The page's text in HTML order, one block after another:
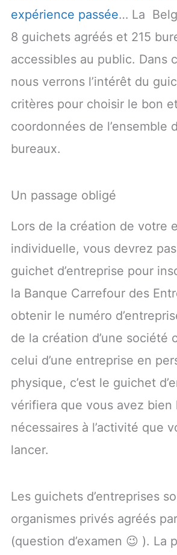
expérience passée… La
8 guichets agréés et 215
accessibles au public. Dans
nous verrons l’intérêt du
critères pour choisir le bon
coordonnées de l’ensemble
bureaux.
Un passage obligé
Lors de la création de votre
individuelle, vous devrez
guichet d’entreprise pour
la Banque Carrefour des
obtenir le numéro
de la création d’une société
celui d’une entreprise en
physique, c’est le guichet
vérifiera que vous avez bien
nécessaires à l’activité que
lancer.
Les guichets d’entreprises
organismes privés agréés par
(question d’examen 😉 ). La